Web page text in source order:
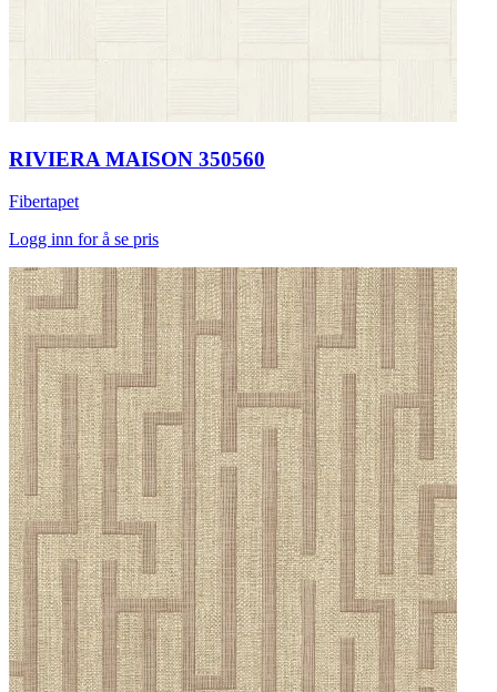
RIVIERA MAISON 350560
Fibertapet
Logg inn for å se pris